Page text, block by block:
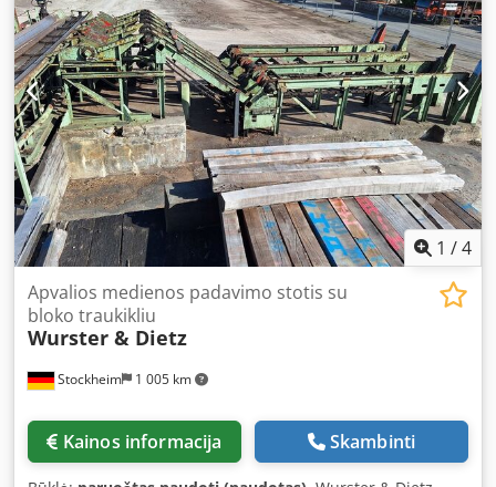
1 /4
Stockheim 1 005 km
Apvalios medienos padavimo stotis su
bloko traukikliu
Wurster & Dietz
Kainos informacija Skambinti